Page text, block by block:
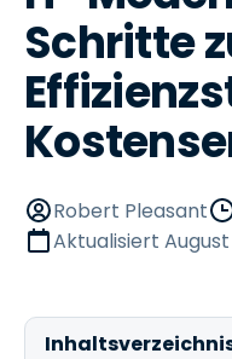
Schritte
Robert Pleasant
Aktualisiert